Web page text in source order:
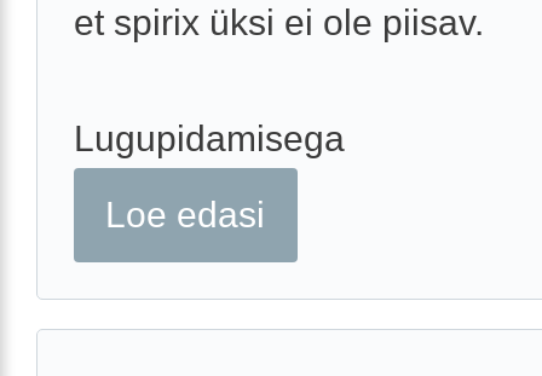
et spirix üksi ei ole piisav.
Lugupidamisega
Loe edasi